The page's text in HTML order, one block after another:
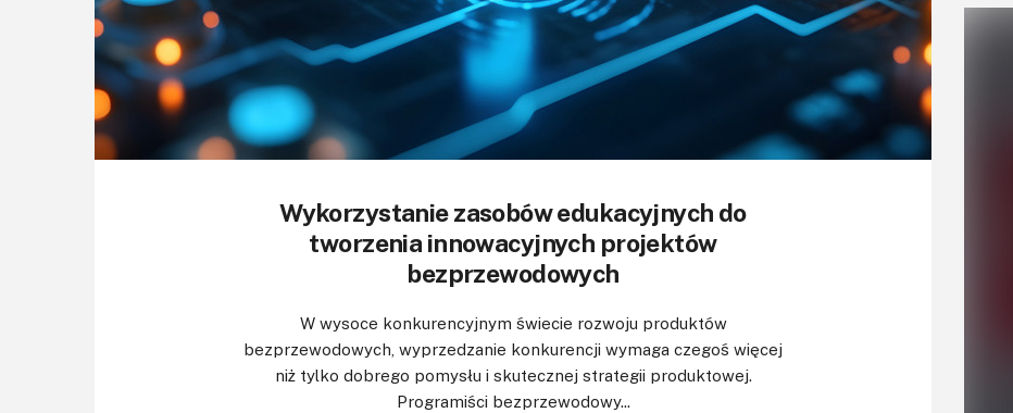
Wykorzystanie zasobów edukacyjnych do
tworzenia innowacyjnych projektów
bezprzewodowych
W wysoce konkurencyjnym świecie rozwoju produktów
bezprzewodowych, wyprzedzanie konkurencji wymaga czegoś więcej
niż tylko dobrego pomysłu i skutecznej strategii produktowej.
Programiści bezprzewodowy...